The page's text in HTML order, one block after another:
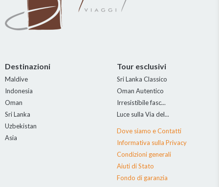
Destinazioni
Maldive
Indonesia
Oman
Sri Lanka
Uzbekistan
Asia
Tour esclusivi
Sri Lanka Classico
Oman Autentico
Irresistibile fasc...
Luce sulla Via del...
Dove siamo e Contatti
Informativa sulla Privacy
Condizioni generali
Aiuti di Stato
Fondo di garanzia